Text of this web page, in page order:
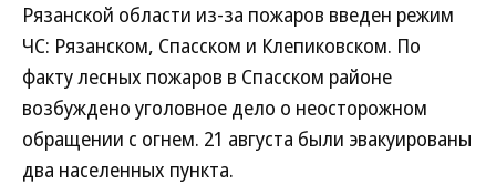
Рязанской области из-за пожаров введен режим
ЧС: Рязанском, Спасском и Клепиковском. По
факту лесных пожаров в Спасском районе
возбуждено уголовное дело о неосторожном
обращении с огнем. 21 августа были эвакуированы
два населенных пункта.